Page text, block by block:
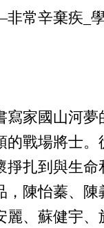
非常辛棄疾_
寫家國山河夢
的戰場將士。
掙扎到與生命
，陳怡蓁、陳
麗、蘇健宇、